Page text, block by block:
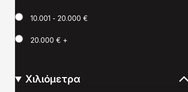
10.001 - 20.000 €
20.000 € +
Χιλιόμετρα